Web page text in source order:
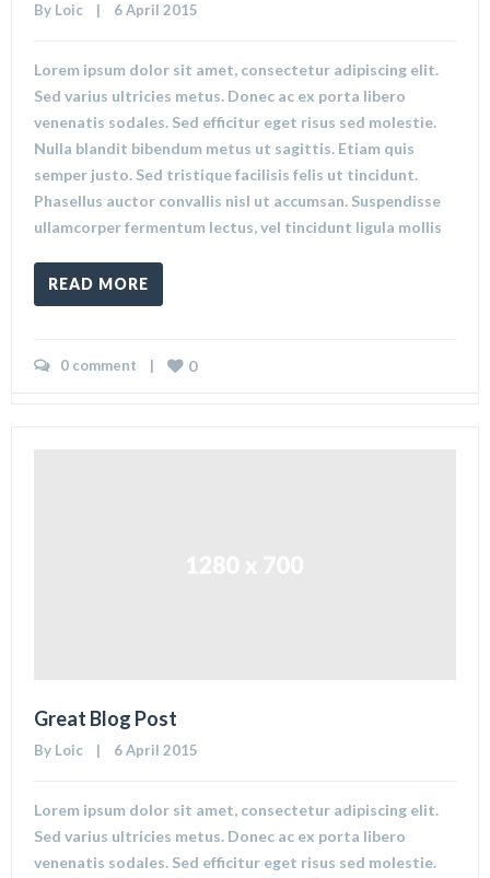
By Loic
    |    6 April 2015
Lorem ipsum dolor sit amet, consectetur adipiscing elit.
Sed varius ultricies metus. Donec ac ex porta libero
venenatis sodales. Sed efficitur eget risus sed molestie.
Nulla blandit bibendum metus ut sagittis. Etiam quis
semper justo. Sed tristique facilisis felis ut tincidunt.
Phasellus auctor convallis nisl ut accumsan. Suspendisse
ullamcorper fermentum lectus, vel tincidunt ligula mollis
READ MORE
0 comment
    |
0
Great Blog Post
By Loic
    |    6 April 2015
Lorem ipsum dolor sit amet, consectetur adipiscing elit.
Sed varius ultricies metus. Donec ac ex porta libero
venenatis sodales. Sed efficitur eget risus sed molestie.